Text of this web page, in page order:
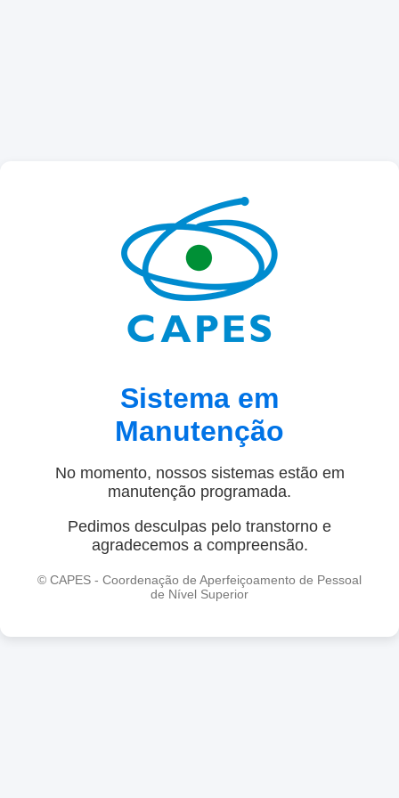
Sistema em
Manutenção
No momento, nossos sistemas estão em
manutenção programada.
Pedimos desculpas pelo transtorno e
agradecemos a compreensão.
© CAPES - Coordenação de Aperfeiçoamento de Pessoal
de Nível Superior